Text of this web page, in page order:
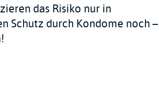
das Risiko nur in
Schutz durch Kondome noch –